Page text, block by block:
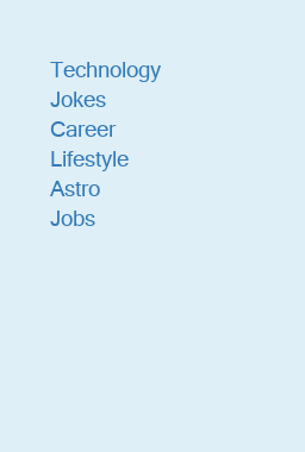
Technology
Jokes
Career
Lifestyle
Astro
Jobs